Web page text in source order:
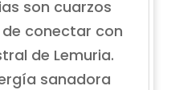
son cuarzos
conectar con
de Lemuria.
sanadora